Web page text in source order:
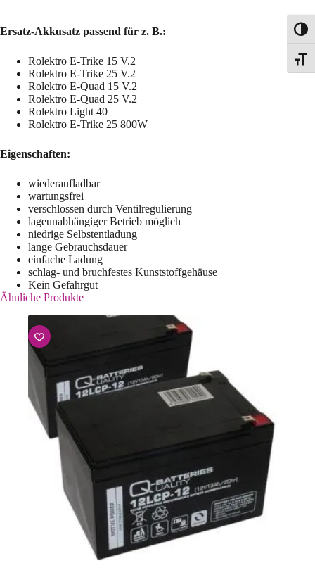
Ersatz-Akkusatz passend für z. B.:
Rolektro E-Trike 15 V.2
Rolektro E-Trike 25 V.2
Rolektro E-Quad 15 V.2
Rolektro E-Quad 25 V.2
Rolektro Light 40
Rolektro E-Trike 25 800W
Eigenschaften:
wiederaufladbar
wartungsfrei
verschlossen durch Ventilregulierung
lageunabhängiger Betrieb möglich
niedrige Selbstentladung
lange Gebrauchsdauer
einfache Ladung
schlag- und bruchfestes Kunststoffgehäuse
Kein Gefahrgut
Ähnliche Produkte